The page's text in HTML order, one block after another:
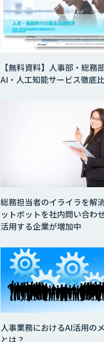
【無料資料】人事部・総務
AI・人工知能サービス徹底
総務担当者のイライラを解
ットボットを社内問い合わ
活用する企業が増加中
人事業務におけるAI活用の